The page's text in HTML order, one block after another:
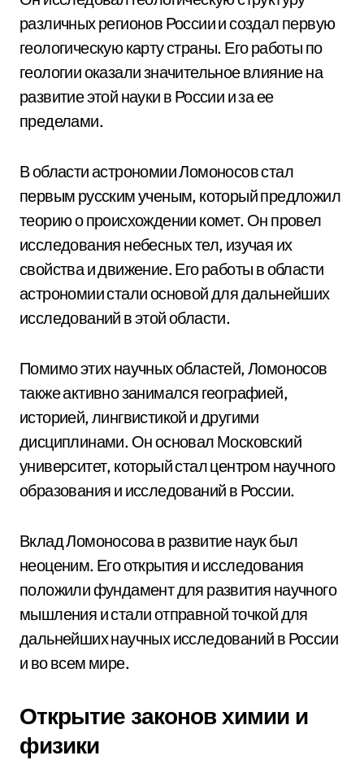
различных регионов России и создал первую
геологическую карту страны. Его работы по
геологии оказали значительное влияние на
развитие этой науки в России и за ее
пределами.
В области астрономии Ломоносов стал
первым русским ученым, который предложил
теорию о происхождении комет. Он провел
исследования небесных тел, изучая их
свойства и движение. Его работы в области
астрономии стали основой для дальнейших
исследований в этой области.
Помимо этих научных областей, Ломоносов
также активно занимался географией,
историей, лингвистикой и другими
дисциплинами. Он основал Московский
университет, который стал центром научного
образования и исследований в России.
Вклад Ломоносова в развитие наук был
неоценим. Его открытия и исследования
положили фундамент для развития научного
мышления и стали отправной точкой для
дальнейших научных исследований в России
и во всем мире.
Открытие законов химии и
физики